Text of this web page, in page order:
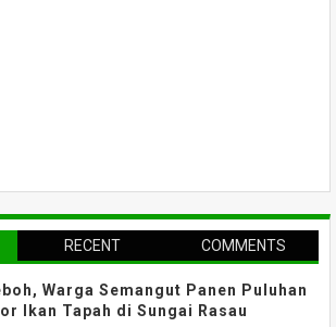
RECENT COMMENTS
Warga Semangut Panen Puluhan
Ikan Tapah di Sungai Rasau